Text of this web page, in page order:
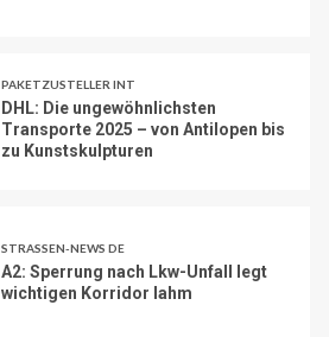
PAKETZUSTELLER INT
DHL: Die ungewöhnlichsten
Transporte 2025 – von Antilopen bis
zu Kunstskulpturen
STRASSEN-NEWS DE
A2: Sperrung nach Lkw-Unfall legt
wichtigen Korridor lahm